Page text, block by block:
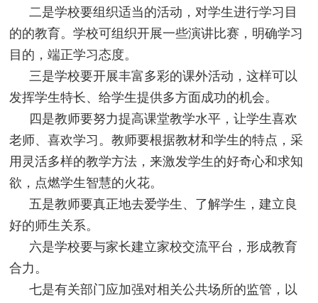
二是学校要组织适当的活动，对学生进行学习目
的的教育。学校可组织开展一些演讲比赛，明确学习
目的，端正学习态度。
三是学校要开展丰富多彩的课外活动，这样可以
发挥学生特长、给学生提供多方面成功的机会。
四是教师要努力提高课堂教学水平，让学生喜欢
老师、喜欢学习。教师要根据教材和学生的特点，采
用灵活多样的教学方法，来激发学生的好奇心和求知
欲，点燃学生智慧的火花。
五是教师要真正地去爱学生、了解学生，建立良
好的师生关系。
六是学校要与家长建立家校交流平台，形成教育
合力。
七是有关部门应加强对相关公共场所的监管，以